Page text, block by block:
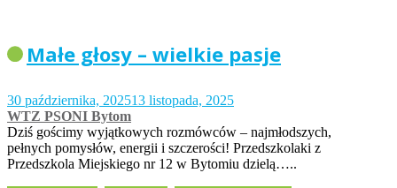
Małe głosy – wielkie pasje
30 października, 202513 listopada, 2025
WTZ PSONI Bytom
Dziś gościmy wyjątkowych rozmówców – najmłodszych,
pełnych pomysłów, energii i szczerości! Przedszkolaki z
Przedszkola Miejskiego nr 12 w Bytomiu dzielą…..